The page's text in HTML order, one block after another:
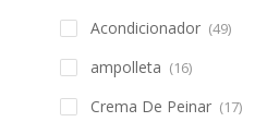
Acondicionador (49)
ampolleta (16)
Crema De Peinar (17)